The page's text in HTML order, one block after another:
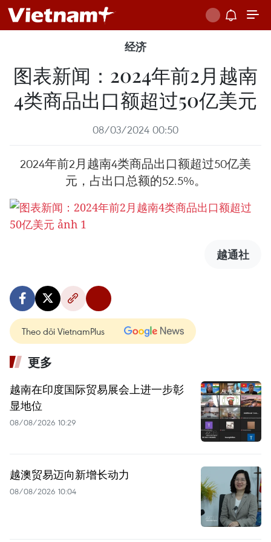
经济
图表新闻：2024年前2月越南
4类商品出口额超过50亿美元
08/03/2024 00:50
2024年前2月越南4类商品出口额超过50亿美
元，占出口总额的52.5%。
越通社
Theo dõi VietnamPlus
更多
越南在印度国际贸易展会上进一步彰
显地位
08/08/2026 10:29
越澳贸易迈向新增长动力
08/08/2026 10:04